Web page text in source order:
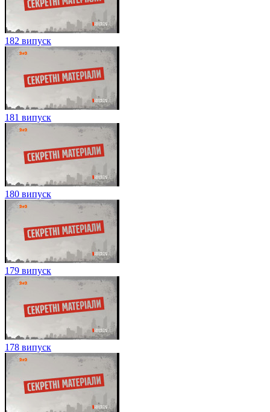
182 випуск
181 випуск
180 випуск
179 випуск
178 випуск